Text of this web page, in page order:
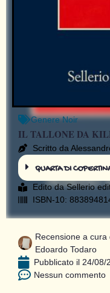
Genere Noir
IL TALLONE DA
Scritto da
QUARTA DI
Edito daSellerio
ISBN-10:
Recensione a cura
Edoardo Todaro
Pubblicato il 24/08/
Nessun commento